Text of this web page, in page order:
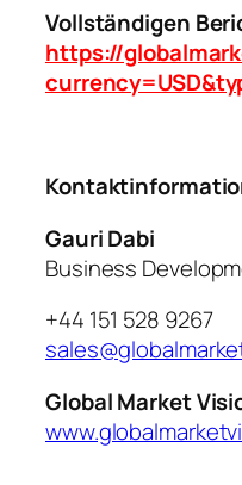
Vollständigen
https://
Gauri Dabi
Business
+44 151 528 9267
Global Market